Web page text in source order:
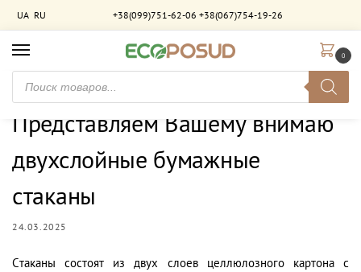
UA RU +38(099)751-62-06 +38(067)754-19-26
0
Главная / Новости / Представляем Вашему внимаю двухслойные бумажные стаканы
Представляем Вашему внимаю
двухслойные бумажные
стаканы
24.03.2025
Cтаканы состоят из двух слоев целлюлозного картона с